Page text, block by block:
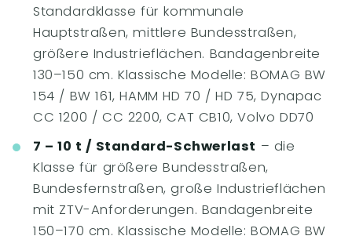
Standardklasse für kommunale
Hauptstraßen, mittlere Bundesstraßen,
größere Industrieflächen. Bandagenbreite
130–150 cm. Klassische Modelle: BOMAG BW
154 / BW 161, HAMM HD 70 / HD 75, Dynapac
CC 1200 / CC 2200, CAT CB10, Volvo DD70
7 – 10 t / Standard-Schwerlast – die
Klasse für größere Bundesstraßen,
Bundesfernstraßen, große Industrieflächen
mit ZTV-Anforderungen. Bandagenbreite
150–170 cm. Klassische Modelle: BOMAG BW